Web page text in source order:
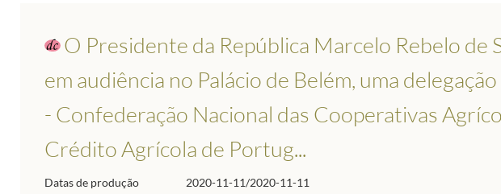
O Presidente da República Marcelo Rebelo de
em audiência no Palácio de Belém, uma
- Confederação Nacional das Cooperativas
Crédito Agrícola de Portug...
Datas de produção
2020-11-11/2020-11-11